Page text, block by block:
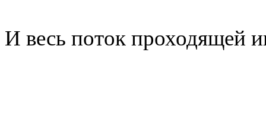
И весь поток проходящей